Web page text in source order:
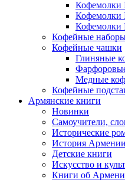
Кофемолки
Кофемолки
Кофейные
Кофейные чашки
Глиняные
Медные
Кофейные
Армянские книги
Новинки
Самоучители,
Исторические
История Армении
Детские книги
Иcкусство и
Книги об